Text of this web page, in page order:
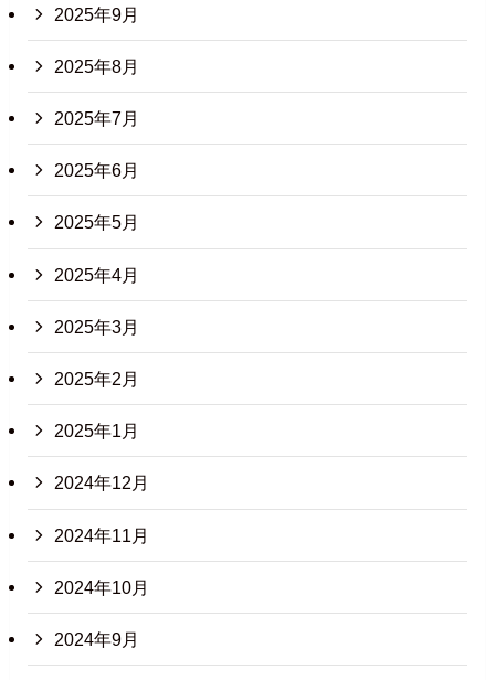
2025年9月
2025年8月
2025年7月
2025年6月
2025年5月
2025年4月
2025年3月
2025年2月
2025年1月
2024年12月
2024年11月
2024年10月
2024年9月